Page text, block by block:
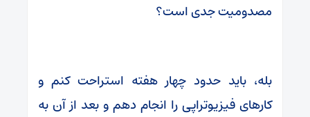
مصدومیت جدی است؟
بله، باید حدود چهار هفته استراحت کنم و
کارهای فیزیوتراپی را انجام دهم و بعد از آن به